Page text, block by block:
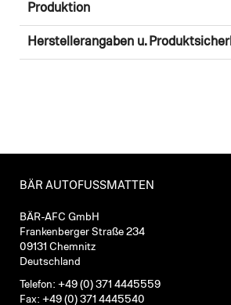
Produktion
Herstellerangaben u.
BÄR AUTOFUSSMATTEN
BÄR-AFC GmbH
Frankenberger Straße 234
09131 Chemnitz
Deutschland
Telefon: +49 (0) 371 4445559
Fax: +49 (0) 371 4445540